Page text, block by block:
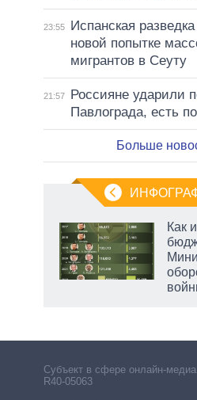
23:55
Испанская
новой попытке
мигрантов в Сеуту
21:57
Россияне ударили
Павлограда, есть
Больше
Как
Субъект в сфере онлайн-
R40-05063